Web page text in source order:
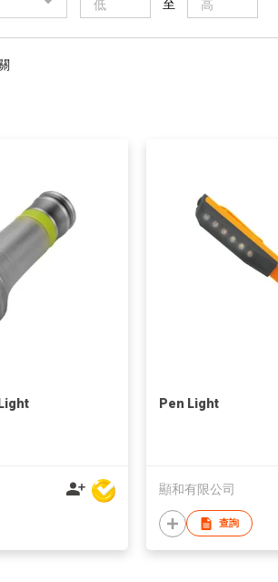
至
Pen Light
顯和有限公司
查詢